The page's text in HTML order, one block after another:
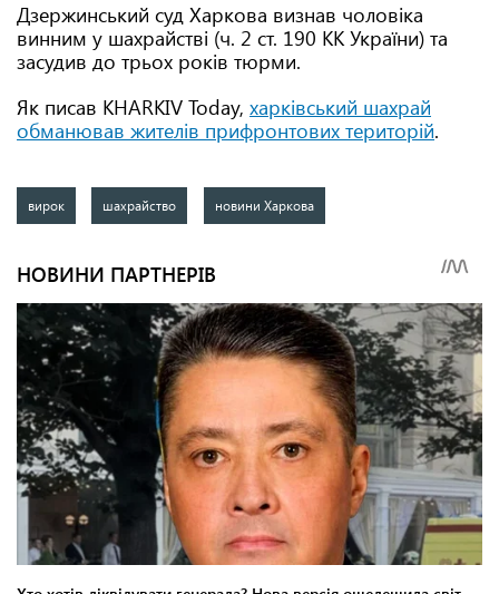
Дзержинський суд Харкова визнав чоловіка
винним у шахрайстві (ч. 2 ст. 190 КК України) та
засудив до трьох років тюрми.
Як писав KHARKIV Today, харківський шахрай
обманював жителів прифронтових територій.
вирок шахрайство новини Харкова